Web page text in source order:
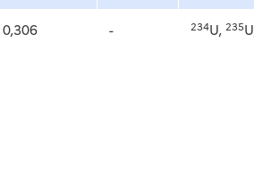
0,306 - 234U, 235U,